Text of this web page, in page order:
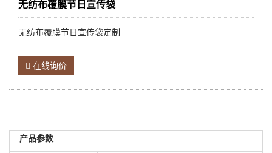
无纺布覆膜节日宣传袋
无纺布覆膜节日宣传袋定制
在线询价
产品参数